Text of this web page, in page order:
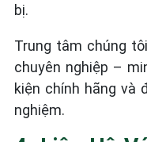
bị.
Trung tâm chúng
chuyên nghiệp –
kiện chính hãng và
nghiệm.